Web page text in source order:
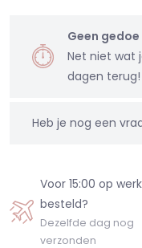
Geen gedoe
Net niet wat
dagen terug!
Heb je nog een
Voor 15:00 op
besteld?
Dezelfde dag nog
verzonden